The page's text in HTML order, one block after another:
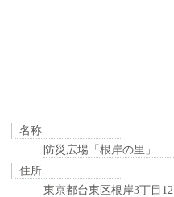
名称
防災広場「根岸の里」
住所
東京都台東区根岸3丁目12